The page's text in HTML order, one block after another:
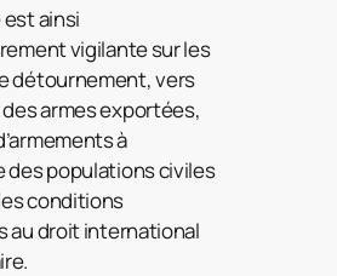
est ainsi
vigilante sur les
détournement, vers
armes exportées,
à
des populations civiles
conditions
au droit international